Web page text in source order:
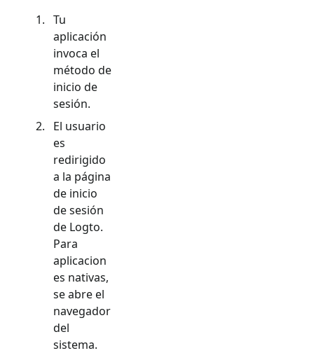
Tu
aplicación
invoca el
método de
inicio de
sesión.
El usuario
es
redirigido
a la página
de inicio
de sesión
de Logto.
Para
aplicacion
es nativas,
se abre el
navegador
del
sistema.